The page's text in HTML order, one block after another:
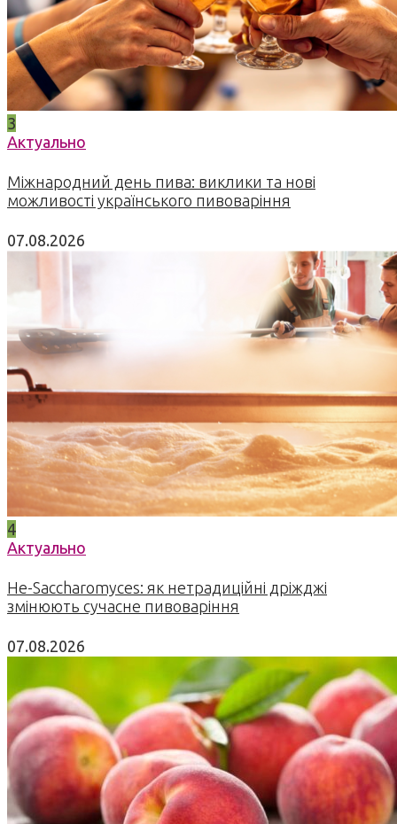
3
Актуально
Міжнародний день пива: виклики та нові
можливості українського пивоваріння
07.08.2026
4
Актуально
Не-Saccharomyces: як нетрадиційні дріжджі
змінюють сучасне пивоваріння
07.08.2026